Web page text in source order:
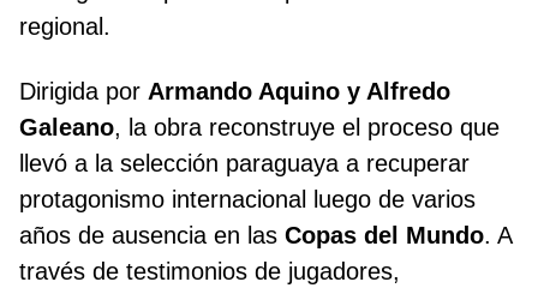
regional.
Dirigida por Armando Aquino y Alfredo
Galeano, la obra reconstruye el proceso que
llevó a la selección paraguaya a recuperar
protagonismo internacional luego de varios
años de ausencia en las Copas del Mundo. A
través de testimonios de jugadores,